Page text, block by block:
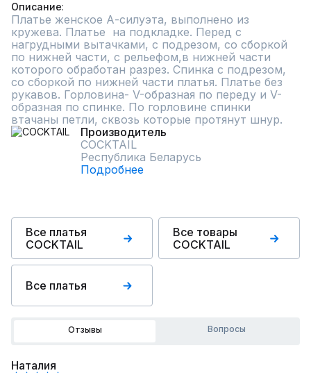
Описание
Платье женское А-силуэта, выполнено из
кружева. Платье  на подкладке. Перед с
нагрудными вытачками, с подрезом, со сборкой
по нижней части, с рельефом,в нижней части
которого обработан разрез. Спинка с подрезом,
со сборкой по нижней части платья. Платье без
рукавов. Горловина- V-образная по переду и V-
образная по спинке. По горловине спинки
втачаны петли, сквозь которые протянут шнур.
Производитель
COCKTAIL
Республика Беларусь
Подробнее
Все платья
COCKTAIL
Все товары
COCKTAIL
Все платья
Отзывы Вопросы
Наталия